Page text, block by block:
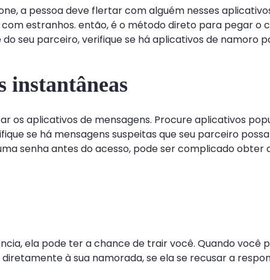
a pessoa deve flertar com alguém nesses
estranhos. então, é o método direto para pegar
seu parceiro, verifique se há aplicativos de namoro
instantâneas
os aplicativos de mensagens. Procure aplicativos
se há mensagens suspeitas que seu parceiro
senha antes do acesso, pode ser complicado
ela pode ter a chance de trair você. Quando
à sua namorada, se ela se recusar a